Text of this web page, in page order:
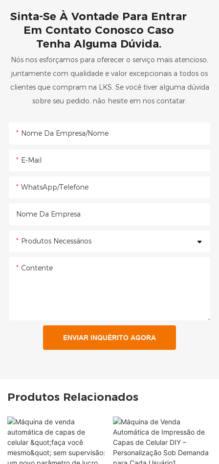
Sinta-Se À Vontade Para Entrar
Em Contato Conosco Caso
Tenha Alguma Dúvida.
Nós nos esforçamos para oferecer o serviço mais atencioso,
juntamente com qualidade e valor excepcionais a todos os
clientes que compram na LKS. Se você tiver alguma dúvida
sobre seu pedido, não hesite em nos contatar.
Nome Da Empresa/Nome
E-Mail
WhatsApp/Telefone
Nome Da Empresa
Produtos Necessários
Contente
ENVIAR INQUÉRITO AGORA
Produtos Relacionados